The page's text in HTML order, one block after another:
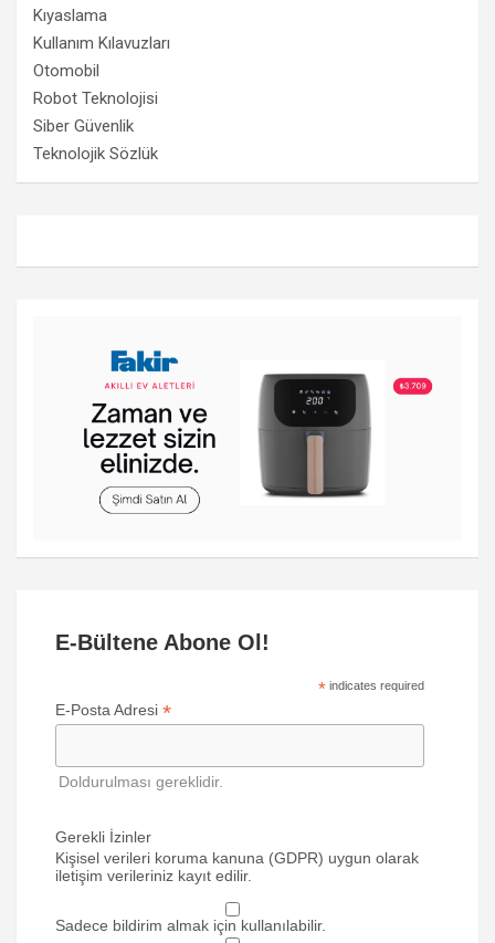
Kıyaslama
Kullanım Kılavuzları
Otomobil
Robot Teknolojisi
Siber Güvenlik
Teknolojik Sözlük
E-Bültene Abone Ol!
* indicates required
E-Posta Adresi *
Doldurulması gereklidir.
Gerekli İzinler
Kişisel verileri koruma kanuna (GDPR) uygun olarak
iletişim verileriniz kayıt edilir.
Sadece bildirim almak için kullanılabilir.